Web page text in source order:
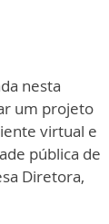
um projeto
virtual e
pública de
Diretora,